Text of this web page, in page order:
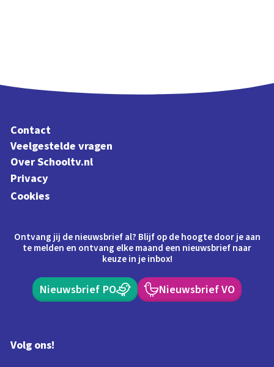
Contact
Veelgestelde vragen
Over Schooltv.nl
Privacy
Cookies
Ontvang jij de nieuwsbrief al? Blijf op de hoogte door je aan
te melden en ontvang elke maand een nieuwsbrief naar
keuze in je inbox!
Nieuwsbrief PO Nieuwsbrief VO
Volg ons!